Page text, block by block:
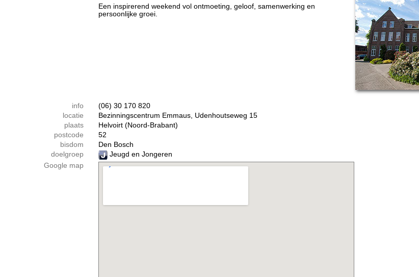
Een inspirerend weekend vol ontmoeting, geloof, samenwerking en
persoonlijke groei.
info
(06) 30 170 820
locatie
Bezinningscentrum Emmaus, Udenhoutseweg 15
plaats
Helvoirt (Noord-Brabant)
postcode
52
bisdom
Den Bosch
doelgroep
Jeugd en Jongeren
Google map